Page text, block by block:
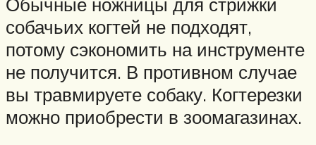
собачьих когтей не подходят,
потому сэкономить на инструменте
не получится. В противном случае
вы травмируете собаку. Когтерезки
можно приобрести в зоомагазинах.